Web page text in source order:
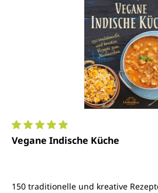
Durchschnittliche Bewertung von
Vegane Indische Küche
150 traditionelle und kreative